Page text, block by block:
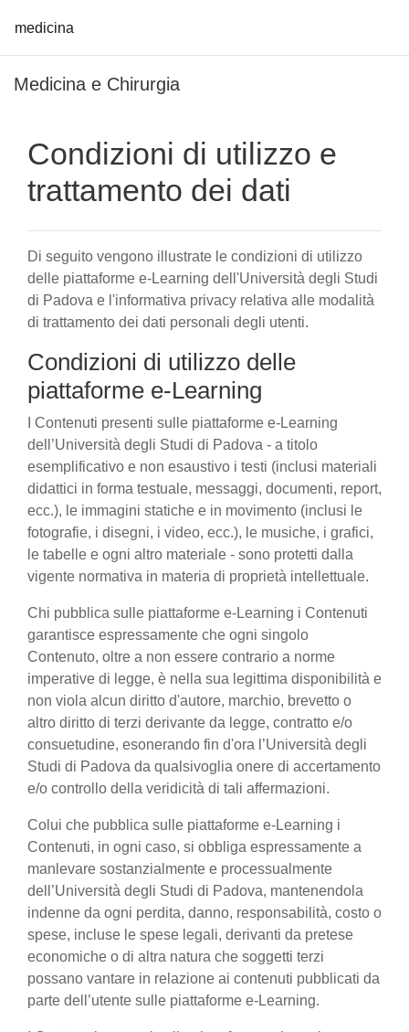
medicina
Medicina e Chirurgia
Condizioni di utilizzo e
trattamento dei dati
Di seguito vengono illustrate le condizioni di utilizzo
delle piattaforme e-Learning dell'Università degli Studi
di Padova e l'informativa privacy relativa alle modalità
di trattamento dei dati personali degli utenti.
Condizioni di utilizzo delle
piattaforme e-Learning
I Contenuti presenti sulle piattaforme e-Learning
dell’Università degli Studi di Padova - a titolo
esemplificativo e non esaustivo i testi (inclusi materiali
didattici in forma testuale, messaggi, documenti, report,
ecc.), le immagini statiche e in movimento (inclusi le
fotografie, i disegni, i video, ecc.), le musiche, i grafici,
le tabelle e ogni altro materiale - sono protetti dalla
vigente normativa in materia di proprietà intellettuale.
Chi pubblica sulle piattaforme e-Learning i Contenuti
garantisce espressamente che ogni singolo
Contenuto, oltre a non essere contrario a norme
imperative di legge, è nella sua legittima disponibilità e
non viola alcun diritto d'autore, marchio, brevetto o
altro diritto di terzi derivante da legge, contratto e/o
consuetudine, esonerando fin d'ora l’Università degli
Studi di Padova da qualsivoglia onere di accertamento
e/o controllo della veridicità di tali affermazioni.
Colui che pubblica sulle piattaforme e-Learning i
Contenuti, in ogni caso, si obbliga espressamente a
manlevare sostanzialmente e processualmente
dell’Università degli Studi di Padova, mantenendola
indenne da ogni perdita, danno, responsabilità, costo o
spese, incluse le spese legali, derivanti da pretese
economiche o di altra natura che soggetti terzi
possano vantare in relazione ai contenuti pubblicati da
parte dell’utente sulle piattaforme e-Learning.